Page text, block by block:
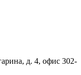
д. 4, офис 302-